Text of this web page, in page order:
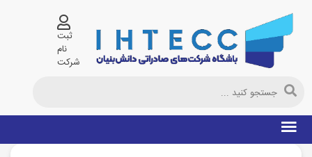
ثبت
نام
شرکت